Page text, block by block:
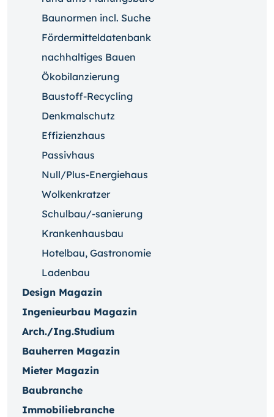
Baunormen incl. Suche
Fördermitteldatenbank
nachhaltiges Bauen
Ökobilanzierung
Baustoff-Recycling
Denkmalschutz
Effizienzhaus
Passivhaus
Null/Plus-Energiehaus
Wolkenkratzer
Schulbau/-sanierung
Krankenhausbau
Hotelbau, Gastronomie
Ladenbau
Design Magazin
Ingenieurbau Magazin
Arch./Ing.Studium
Bauherren Magazin
Mieter Magazin
Baubranche
Immobiliebranche